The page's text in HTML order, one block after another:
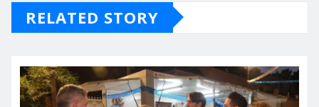
RELATED STORY